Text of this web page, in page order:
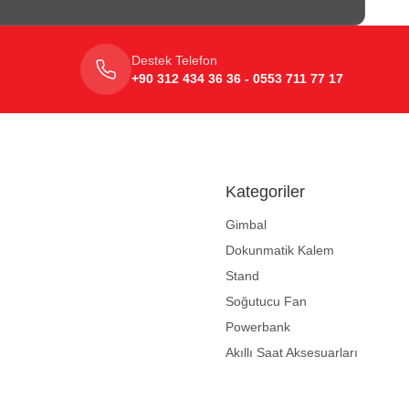
Destek Telefon
+90 312 434 36 36 - 0553 711 77 17
Kategoriler
Gimbal
Dokunmatik Kalem
Stand
Soğutucu Fan
Powerbank
Akıllı Saat Aksesuarları